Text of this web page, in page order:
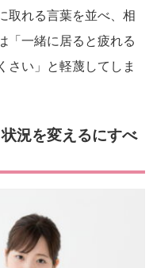
取れる言葉を並べ、相
「一緒に居ると疲れる
さい」と軽蔑してしま
況を変えるにすべ